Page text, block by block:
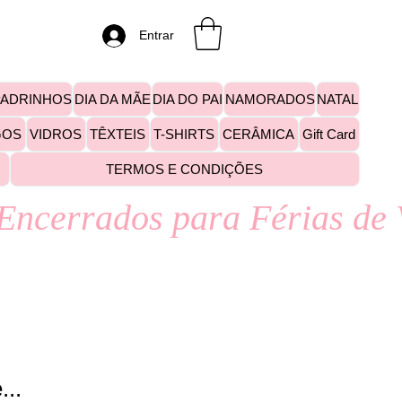
Entrar
DIA DA MÃE DIA DO PAI NAMORADOSNATAL
VIDROS TÊXTEIS T-SHIRTS CERÂMICA Gift Card
TERMOS E CONDIÇÕES